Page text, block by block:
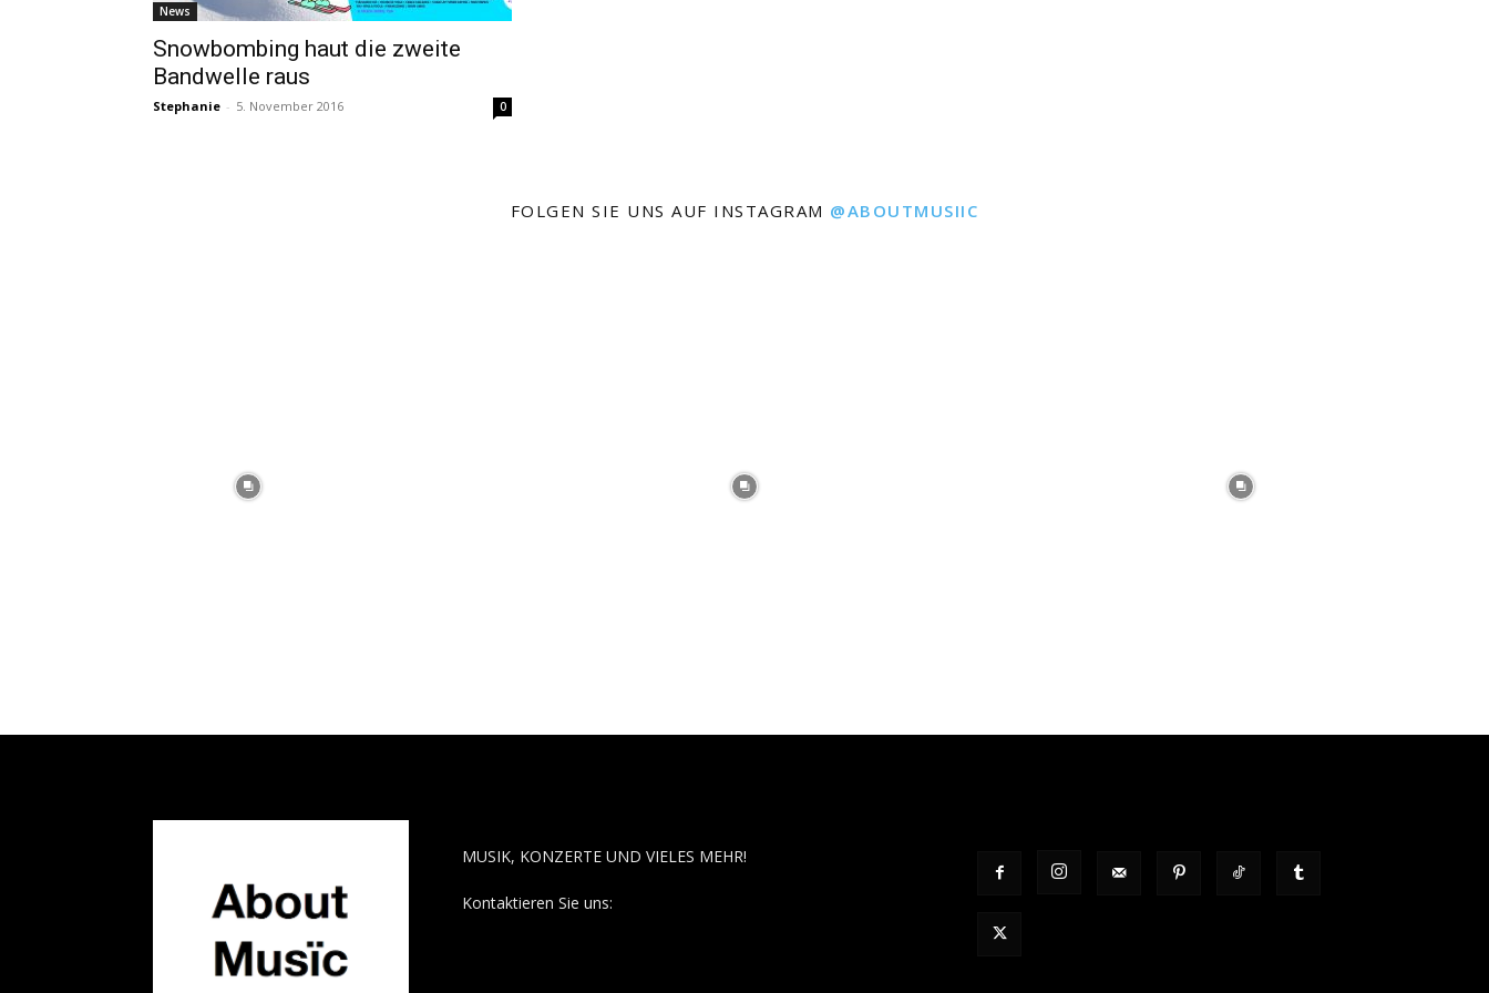
News
Snowbombing haut die zweite
Bandwelle raus
Stephanie - 5. November 2016 0
FOLGEN SIE UNS AUF INSTAGRAM @ABOUTMUSIIC
MUSIK, KONZERTE UND VIELES MEHR!
Kontaktieren Sie uns: